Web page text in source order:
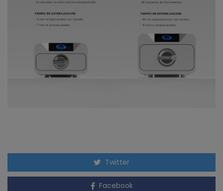
Twitter
Facebook